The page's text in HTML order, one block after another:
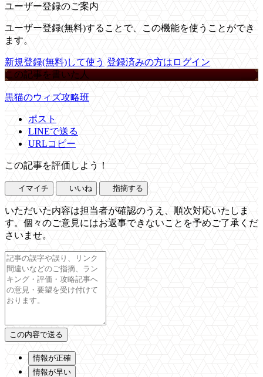
ユーザー登録のご案内
ユーザー登録(無料)することで、この機能を使うことができ
ます。
新規登録(無料)して使う 登録済みの方はログイン
この記事を書いた人
黒猫のウィズ攻略班
ポスト
LINEで送る
URLコピー
この記事を評価しよう！
イマイチ いいね 指摘する
いただいた内容は担当者が確認のうえ、順次対応いたしま
す。個々のご意見にはお返事できないことを予めご了承くだ
さいませ。
情報が正確
情報が早い